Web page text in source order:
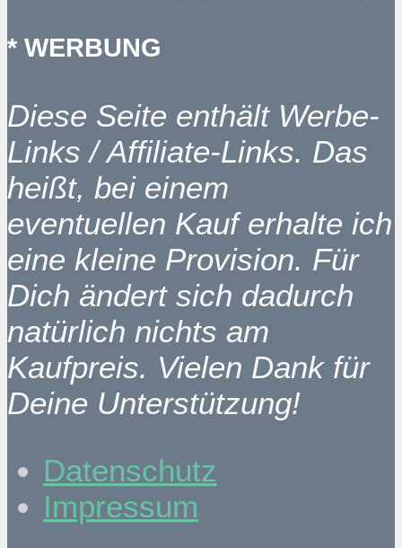
* WERBUNG
Diese Seite enthält Werbe-
Links / Affiliate-Links. Das
heißt, bei einem
eventuellen Kauf erhalte ich
eine kleine Provision. Für
Dich ändert sich dadurch
natürlich nichts am
Kaufpreis. Vielen Dank für
Deine Unterstützung!
Datenschutz
Impressum